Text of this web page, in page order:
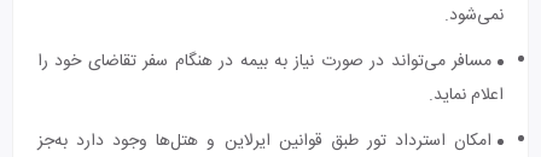
نمی‌شود.
مسافر می‌تواند در صورت نیاز به بیمه در هنگام سفر تقاضای خود را
اعلام نماید.
امکان استرداد تور طبق قوانین ایرلاین و هتل‌ها وجود دارد به‌جز